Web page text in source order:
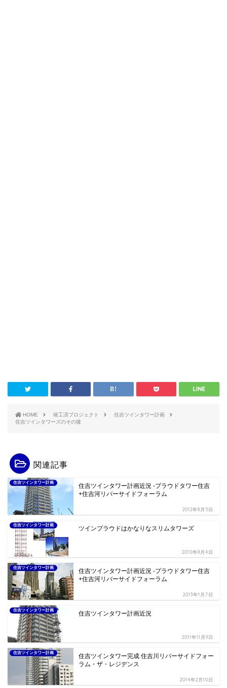
HOME 竣工済プロジェクト
住吉ツインタワー計画
住吉ツインタワーズのその後
関連記事
住吉ツインタワー計画
住吉ツインタワー計画近況 -プラウドタワー住吉
+住吉河リバーサイドフォーラム
2012年8月5日
住吉ツインタワー計画 ツインプラウドはかなりなスリムタワーズ
2010年8月4日
住吉ツインタワー計画
住吉ツインタワー計画近況 -プラウドタワー住吉
+住吉河リバーサイドフォーラム
2013年1月7日
住吉ツインタワー計画 住吉ツインタワー計画近況
2011年11月9日
住吉ツインタワー計画
住吉ツインタワー完成 住吉川リバーサイドフォー
ラム・ザ・レジデンス
2014年2月10日